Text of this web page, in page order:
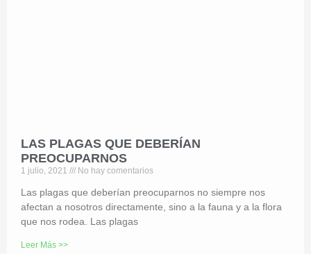
LAS PLAGAS QUE DEBERÍAN
PREOCUPARNOS
1 julio, 2021 No hay comentarios
Las plagas que deberían preocuparnos no siempre nos
afectan a nosotros directamente, sino a la fauna y a la flora
que nos rodea. Las plagas
Leer Más >>